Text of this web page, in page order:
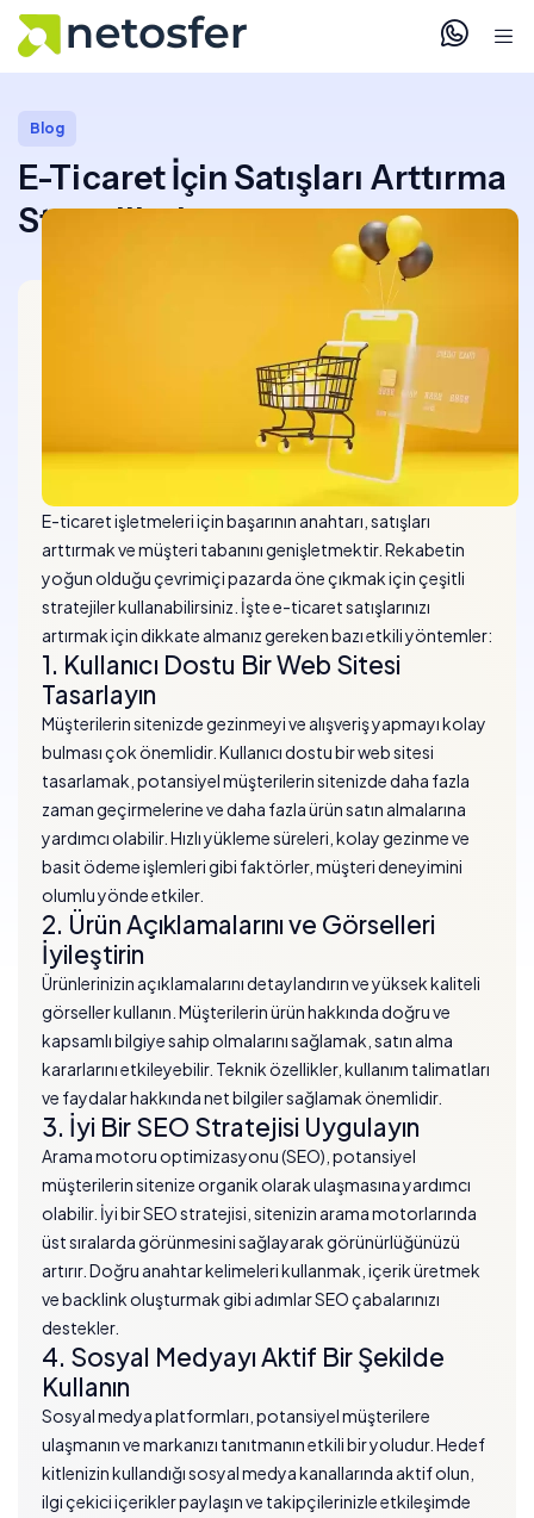
Blog
E-Ticaret İçin Satışları Arttırma
Stratejileri
E-ticaret işletmeleri için başarının anahtarı, satışları
arttırmak ve müşteri tabanını genişletmektir. Rekabetin
yoğun olduğu çevrimiçi pazarda öne çıkmak için çeşitli
stratejiler kullanabilirsiniz. İşte e-ticaret satışlarınızı
artırmak için dikkate almanız gereken bazı etkili yöntemler:
1. Kullanıcı Dostu Bir Web Sitesi
Tasarlayın
Müşterilerin sitenizde gezinmeyi ve alışveriş yapmayı kolay
bulması çok önemlidir. Kullanıcı dostu bir web sitesi
tasarlamak, potansiyel müşterilerin sitenizde daha fazla
zaman geçirmelerine ve daha fazla ürün satın almalarına
yardımcı olabilir. Hızlı yükleme süreleri, kolay gezinme ve
basit ödeme işlemleri gibi faktörler, müşteri deneyimini
olumlu yönde etkiler.
2. Ürün Açıklamalarını ve Görselleri
İyileştirin
Ürünlerinizin açıklamalarını detaylandırın ve yüksek kaliteli
görseller kullanın. Müşterilerin ürün hakkında doğru ve
kapsamlı bilgiye sahip olmalarını sağlamak, satın alma
kararlarını etkileyebilir. Teknik özellikler, kullanım talimatları
ve faydalar hakkında net bilgiler sağlamak önemlidir.
3. İyi Bir SEO Stratejisi Uygulayın
Arama motoru optimizasyonu (SEO), potansiyel
müşterilerin sitenize organik olarak ulaşmasına yardımcı
olabilir. İyi bir SEO stratejisi, sitenizin arama motorlarında
üst sıralarda görünmesini sağlayarak görünürlüğünüzü
artırır. Doğru anahtar kelimeleri kullanmak, içerik üretmek
ve backlink oluşturmak gibi adımlar SEO çabalarınızı
destekler.
4. Sosyal Medyayı Aktif Bir Şekilde
Kullanın
Sosyal medya platformları, potansiyel müşterilere
ulaşmanın ve markanızı tanıtmanın etkili bir yoludur. Hedef
kitlenizin kullandığı sosyal medya kanallarında aktif olun,
ilgi çekici içerikler paylaşın ve takipçilerinizle etkileşimde